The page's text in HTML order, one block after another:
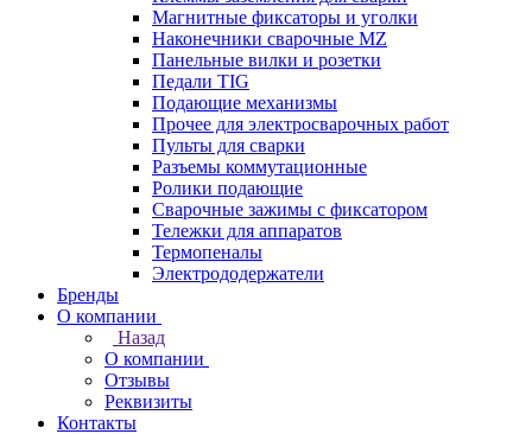
Магнитные фиксаторы и уголки
Наконечники сварочные MZ
Панельные вилки и розетки
Педали TIG
Подающие механизмы
Прочее для электросварочных работ
Пульты для сварки
Разъемы коммутационные
Ролики подающие
Сварочные зажимы с фиксатором
Тележки для аппаратов
Термопеналы
Электрододержатели
Бренды
О компании
Назад
О компании
Отзывы
Реквизиты
Контакты